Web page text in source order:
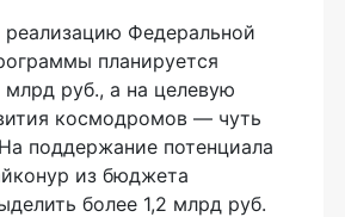
реализацию Федеральной
планируется
руб., а на целевую
космодромов — чуть
поддержание потенциала
из бюджета
более 1,2 млрд руб.